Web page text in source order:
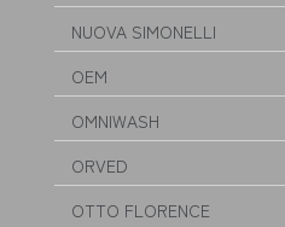
NUOVA SIMONELLI
OEM
OMNIWASH
ORVED
OTTO FLORENCE